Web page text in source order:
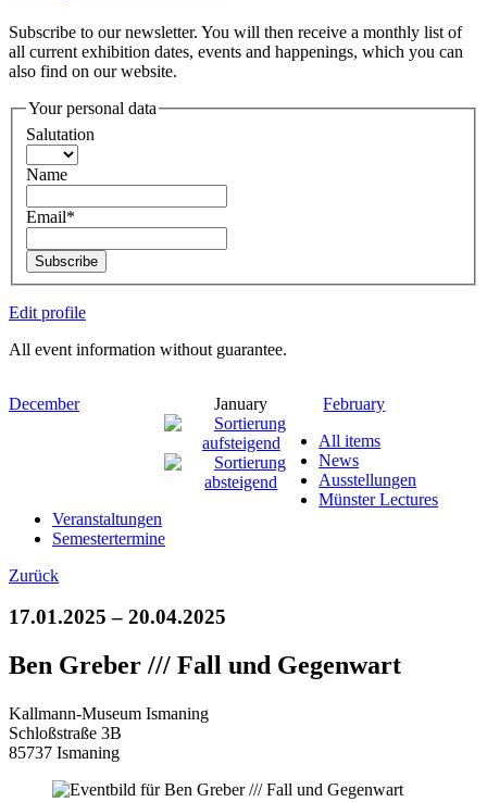
Subscribe to our newsletter. You will then receive a monthly list of
all current exhibition dates, events and happenings, which you can
also find on our website.
Your personal data
Salutation
Name
Email*
Subscribe
Edit profile
All event information without guarantee.
December January
February
All items
News
Ausstellungen
Münster Lectures
Veranstaltungen
Semestertermine
Zurück
17.01.2025 – 20.04.2025
Ben Greber /// Fall und Gegenwart
Kallmann-Museum Ismaning
Schloßstraße 3B
85737 Ismaning